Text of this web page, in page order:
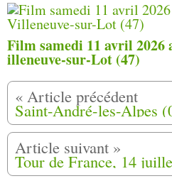
Film samedi 11 avril
illeneuve-sur-Lot (47)